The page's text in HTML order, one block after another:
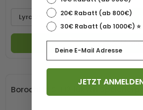
Lyra 2500 Pro Lyra 2500 AC
In den
Borochi BES-H2 10kWh
20€ Rabatt (ab 800€)
30€ Rabatt (ab 1000€) ⭐️
JETZT